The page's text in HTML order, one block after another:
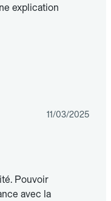
explication
11/03/2025
Pouvoir
avec la